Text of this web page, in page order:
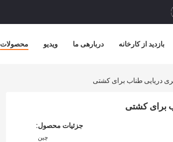
محصولات ویدیو دربارهی ما بازدید از کارخانه
جزئیات محصول:
چین